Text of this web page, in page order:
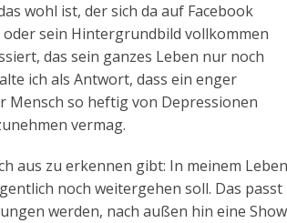
wohl ist, der sich da auf Facebook
sein Hintergrundbild vollkommen
das sein ganzes Leben nur noch
ich als Antwort, dass ein enger
Mensch so heftig von Depressionen
vermag.
aus zu erkennen gibt: In meinem
noch weitergehen soll. Das passt
werden, nach außen hin eine Show